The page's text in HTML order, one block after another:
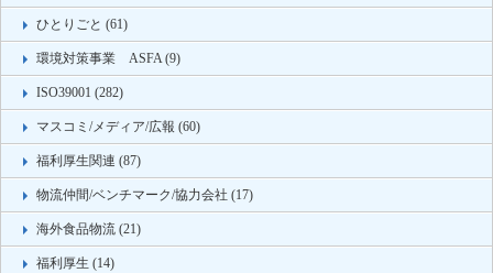
ひとりごと (61)
環境対策事業 ASFA (9)
ISO39001 (282)
マスコミ/メディア/広報 (60)
福利厚生関連 (87)
物流仲間/ベンチマーク/協力会社 (17)
海外食品物流 (21)
福利厚生 (14)